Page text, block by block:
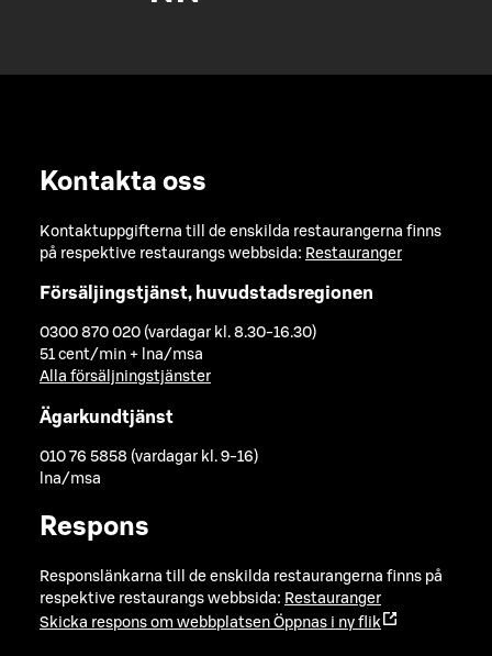
Kontakta oss
Kontaktuppgifterna till de enskilda restaurangerna finns
på respektive restaurangs webbsida: Restauranger
Försäljingstjänst, huvudstadsregionen
0300 870 020 (vardagar kl. 8.30-16.30)
51 cent/min + lna/msa
Alla försäljningstjänster
Ägarkundtjänst
010 76 5858 (vardagar kl. 9-16)
lna/msa
Respons
Responslänkarna till de enskilda restaurangerna finns på
respektive restaurangs webbsida: Restauranger
Skicka respons om webbplatsen Öppnas i ny flik